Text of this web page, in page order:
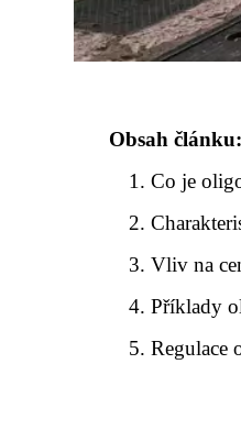
Obsah článku:
Co je
Vliv na
Příklady
Regulace